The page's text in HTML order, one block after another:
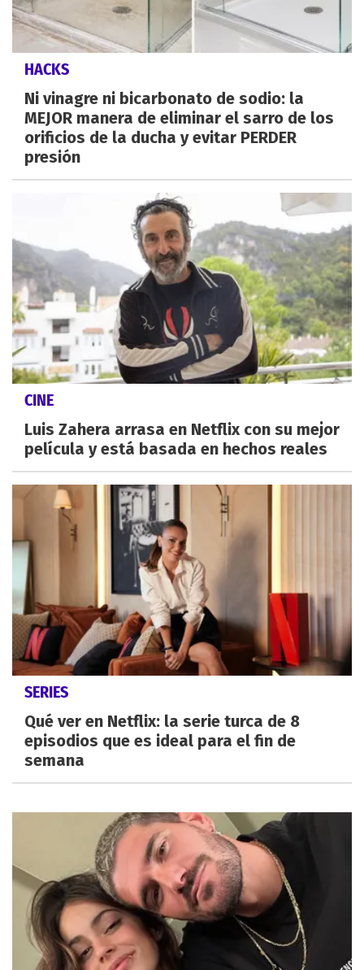
HACKS
Ni vinagre ni bicarbonato de sodio: la
MEJOR manera de eliminar el sarro de los
orificios de la ducha y evitar PERDER
presión
CINE
Luis Zahera arrasa en Netflix con su mejor
película y está basada en hechos reales
SERIES
Qué ver en Netflix: la serie turca de 8
episodios que es ideal para el fin de
semana